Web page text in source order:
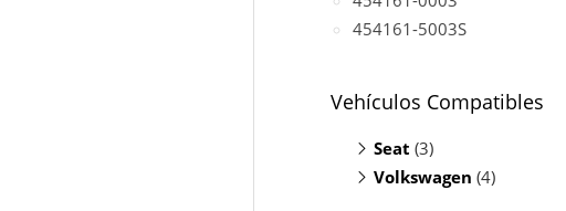
454161-5003S
Vehículos Compatibles
Seat (3)
Cordoba 1.9 TDI
Volkswagen (4)